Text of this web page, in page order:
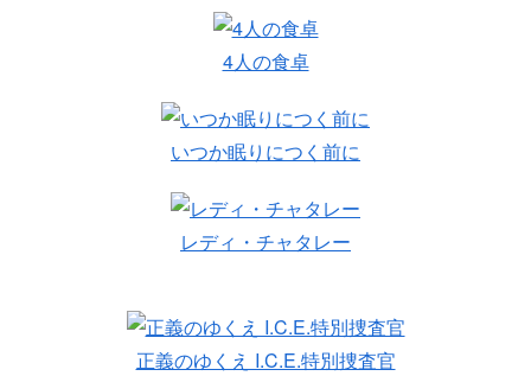
4人の食卓
いつか眠りにつく前に
レディ・チャタレー
正義のゆくえ I.C.E.特別捜査官